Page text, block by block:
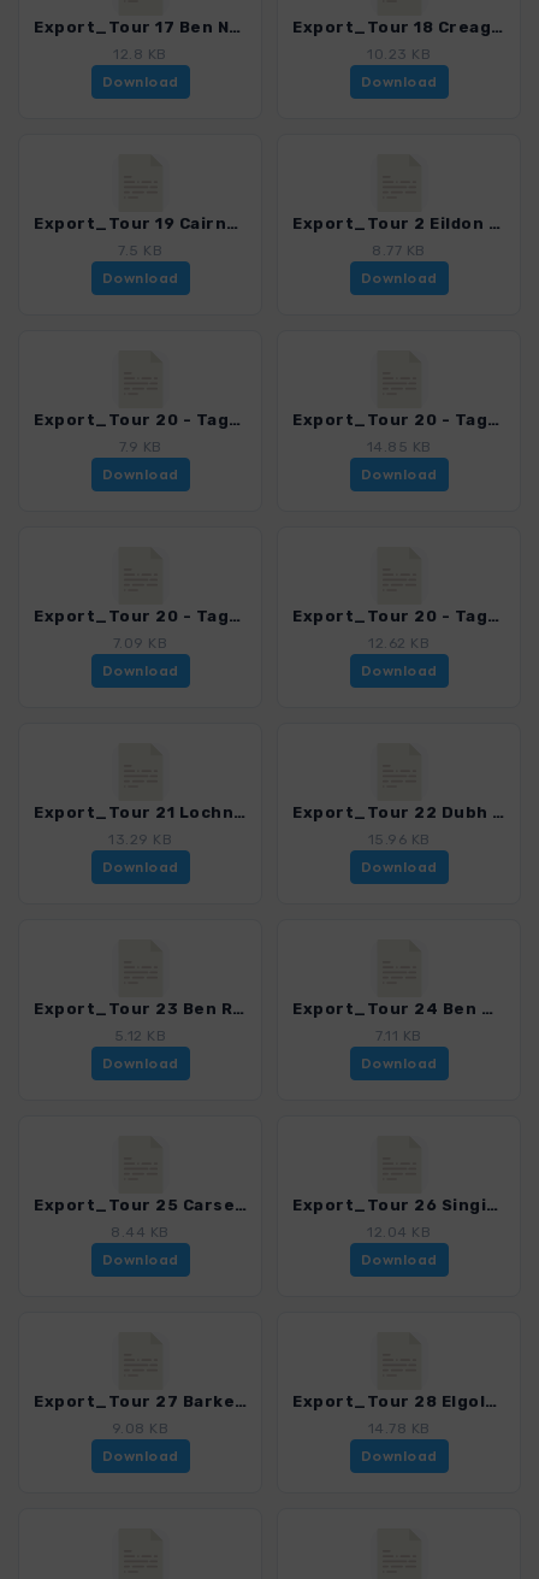
Export_Tour 17 Ben Nevis_4001_4.gpx
12.8 KB
Download
Export_Tour 18 Creag Meagaidh_4001_4.gpx
10.23 KB
Download
Export_Tour 19 Cairngorm_4001_4.gpx
7.5 KB
Download
Export_Tour 2 Eildon Hills_4001_4.gpx
8.77 KB
Download
Export_Tour 20 - Tag1_4001_4.gpx
7.9 KB
Download
Export_Tour 20 - Tag2_4001_4.gpx
14.85 KB
Download
Export_Tour 20 - Tag3_4001_4.gpx
7.09 KB
Download
Export_Tour 20 - Tag4_4001_4.gpx
12.62 KB
Download
Export_Tour 21 Lochnagar_4001_4.gpx
13.29 KB
Download
Export_Tour 22 Dubh Loch_4001_4.gpx
15.96 KB
Download
Export_Tour 23 Ben Rinnes_4001_4.gpx
5.12 KB
Download
Export_Tour 24 Ben More_4001_4.gpx
7.11 KB
Download
Export_Tour 25 Carseig Arches_4001_4.gpx
8.44 KB
Download
Export_Tour 26 Singing Sands_4001_4.gpx
12.04 KB
Download
Export_Tour 27 Barkeval und Hallival_4001_4.gpx
9.08 KB
Download
Export_Tour 28 Elgol-Sligachan_4001_4.gpx
14.78 KB
Download